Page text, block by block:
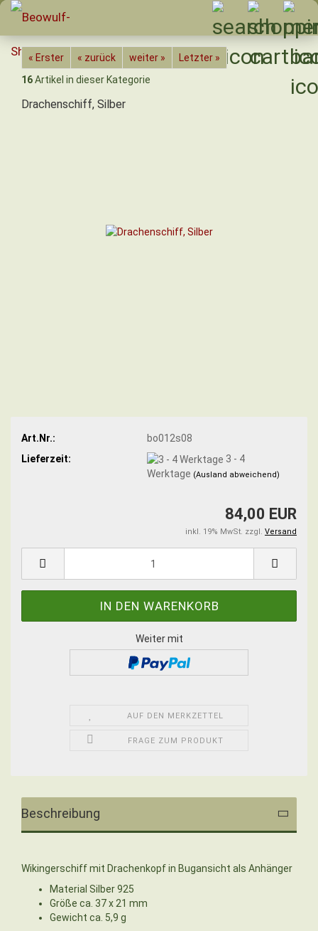
« Erster « zurück weiter »
Letzter »
16Artikel in dieser Kategorie
Drachenschiff, Silber
Art.Nr.:
bo012s08
Lieferzeit:
3 - 4
Werktage (Ausland abweichend)
84,00 EUR
inkl. 19% MwSt. zzgl. Versand
Weiter mit
AUF DEN MERKZETTEL
FRAGE ZUM PRODUKT
Beschreibung
Wikingerschiff mit Drachenkopf in Bugansicht als Anhänger
Material Silber 925
Größe ca. 37 x 21 mm
Gewicht ca. 5,9 g